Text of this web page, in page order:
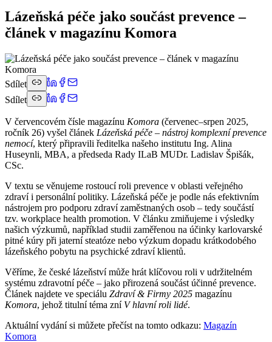
Lázeňská péče jako součást prevence –
článek v magazínu Komora
Sdílet
Sdílet
V červencovém čísle magazínu Komora (červenec–srpen 2025,
ročník 26) vyšel článek Lázeňská péče – nástroj komplexní prevence
nemocí, který připravili ředitelka našeho institutu Ing. Alina
Huseynli, MBA, a předseda Rady ILaB MUDr. Ladislav Špišák,
CSc.
V textu se věnujeme rostoucí roli prevence v oblasti veřejného
zdraví i personální politiky. Lázeňská péče je podle nás efektivním
nástrojem pro podporu zdraví zaměstnaných osob – tedy součástí
tzv. workplace health promotion. V článku zmiňujeme i výsledky
našich výzkumů, například studii zaměřenou na účinky karlovarské
pitné kúry při jaterní steatóze nebo výzkum dopadu krátkodobého
lázeňského pobytu na psychické zdraví klientů.
Věříme, že české lázeňství může hrát klíčovou roli v udržitelném
systému zdravotní péče – jako přirozená součást účinné prevence.
Článek najdete ve speciálu Zdraví & Firmy 2025 magazínu
Komora, jehož titulní téma zní V hlavní roli lidé.
Aktuální vydání si můžete přečíst na tomto odkazu: Magazín
Komora